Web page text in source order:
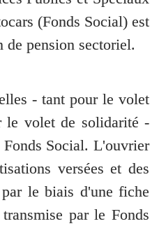
(Fonds Social) est
de pension sectoriel.
- tant pour le volet
le volet de solidarité -
Social. L'ouvrier
versées et des
le biais d'une fiche
par le Fonds